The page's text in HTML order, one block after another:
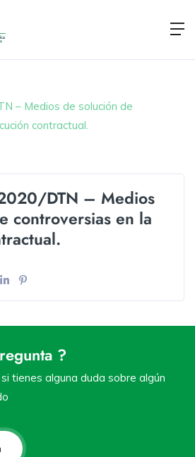
– Medios de solución de
contractual.
DTN – Medios
controversias en la
?
tienes alguna duda sobre algún